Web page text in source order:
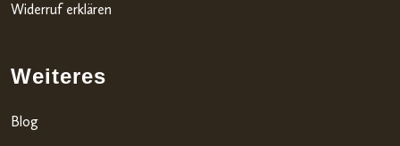
Widerruf erklären
Weiteres
Blog